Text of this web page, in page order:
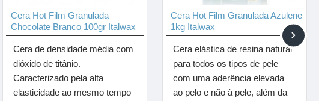
Cera Hot Film Granulada
Chocolate Branco 100gr Italwax
Cera de densidade média com
dióxido de titânio.
Caracterizado pela alta
elasticidade ao mesmo tempo
Cera Hot Film Granulada Azulene
1kg Italwax
Cera elástica de resina natural
para todos os tipos de pele
com uma aderência elevada
ao pelo e não à pele, além da